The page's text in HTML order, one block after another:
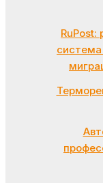
RuPost: